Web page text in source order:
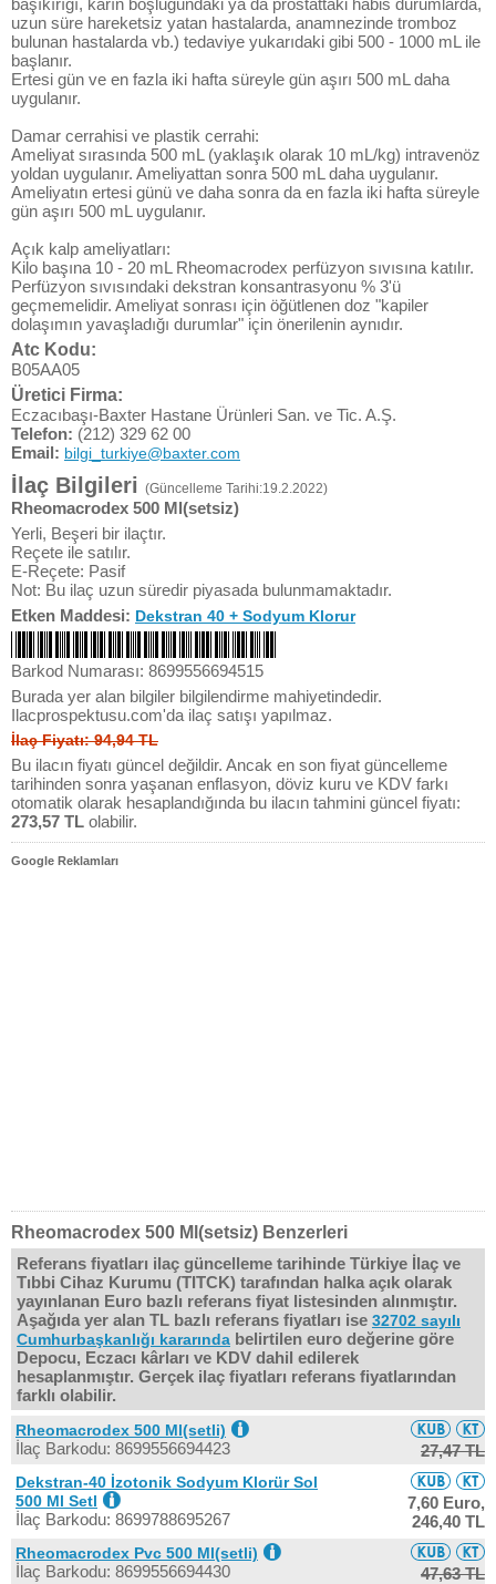
başıkırığı, karın boşluğundaki ya da prostattaki habis durumlarda,
uzun süre hareketsiz yatan hastalarda, anamnezinde tromboz
bulunan hastalarda vb.) tedaviye yukarıdaki gibi 500 - 1000 mL ile
başlanır.
Ertesi gün ve en fazla iki hafta süreyle gün aşırı 500 mL daha
uygulanır.
Damar cerrahisi ve plastik cerrahi:
Ameliyat sırasında 500 mL (yaklaşık olarak 10 mL/kg) intravenöz
yoldan uygulanır. Ameliyattan sonra 500 mL daha uygulanır.
Ameliyatın ertesi günü ve daha sonra da en fazla iki hafta süreyle
gün aşırı 500 mL uygulanır.
Açık kalp ameliyatları:
Kilo başına 10 - 20 mL Rheomacrodex perfüzyon sıvısına katılır.
Perfüzyon sıvısındaki dekstran konsantrasyonu % 3'ü
geçmemelidir. Ameliyat sonrası için öğütlenen doz "kapiler
dolaşımın yavaşladığı durumlar" için önerilenin aynıdır.
Atc Kodu:
B05AA05
Üretici Firma:
Eczacıbaşı-Baxter Hastane Ürünleri San. ve Tic. A.Ş.
Telefon: (212) 329 62 00
Email: bilgi_turkiye@baxter.com
İlaç Bilgileri (Güncelleme Tarihi:19.2.2022)
Rheomacrodex 500 Ml(setsiz)
Yerli, Beşeri bir ilaçtır.
Reçete ile satılır.
E-Reçete: Pasif
Not: Bu ilaç uzun süredir piyasada bulunmamaktadır.
Etken Maddesi: Dekstran 40 + Sodyum Klorur
Barkod Numarası: 8699556694515
Burada yer alan bilgiler bilgilendirme mahiyetindedir.
Ilacprospektusu.com'da ilaç satışı yapılmaz.
İlaç Fiyatı: 94,94 TL
Bu ilacın fiyatı güncel değildir. Ancak en son fiyat güncelleme
tarihinden sonra yaşanan enflasyon, döviz kuru ve KDV farkı
otomatik olarak hesaplandığında bu ilacın tahmini güncel fiyatı:
273,57 TL olabilir.
Google Reklamları
Rheomacrodex 500 Ml(setsiz) Benzerleri
Referans fiyatları ilaç güncelleme tarihinde Türkiye İlaç ve
Tıbbi Cihaz Kurumu (TITCK) tarafından halka açık olarak
yayınlanan Euro bazlı referans fiyat listesinden alınmıştır.
Aşağıda yer alan TL bazlı referans fiyatları ise 32702 sayılı
Cumhurbaşkanlığı kararında belirtilen euro değerine göre
Depocu, Eczacı kârları ve KDV dahil edilerek
hesaplanmıştır. Gerçek ilaç fiyatları referans fiyatlarından
farklı olabilir.
Rheomacrodex 500 Ml(setli)
İlaç Barkodu: 8699556694423 27,47 TL
Dekstran-40 İzotonik Sodyum Klorür Sol
500 Ml Setl
İlaç Barkodu: 8699788695267
7,60 Euro,
246,40 TL
Rheomacrodex Pvc 500 Ml(setli)
İlaç Barkodu: 8699556694430 47,63 TL